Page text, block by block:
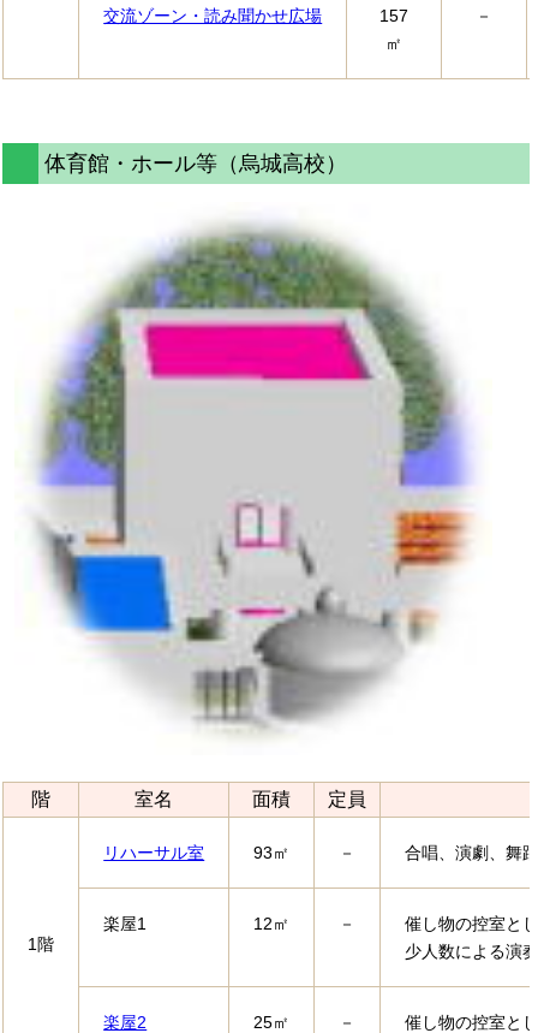
交流ゾーン・読み聞かせ広場
157
㎡
－
体育館・ホール等（烏城高校）
階 室名 面積 定員
1階
リハーサル室 93㎡ － 合唱、演劇、舞
楽屋1 12㎡ －
催し物の控室と
少人数による演
楽屋2 25㎡ －
催し物の控室と